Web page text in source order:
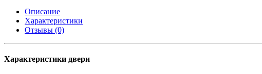
Описание
Характеристики
Отзывы (0)
Характеристики двери